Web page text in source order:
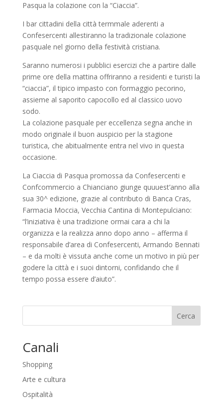
Pasqua la colazione con la “Ciaccia”.
I bar cittadini della città termmale aderenti a
Confesercenti allestiranno la tradizionale colazione
pasquale nel giorno della festività cristiana.
Saranno numerosi i pubblici esercizi che a partire dalle
prime ore della mattina offriranno a residenti e turisti la
“ciaccia”, il tipico impasto con formaggio pecorino,
assieme al saporito capocollo ed al classico uovo
sodo.
La colazione pasquale per eccellenza segna anche in
modo originale il buon auspicio per la stagione
turistica, che abitualmente entra nel vivo in questa
occasione.
La Ciaccia di Pasqua promossa da Confesercenti e
Confcommercio a Chianciano giunge quuuest’anno alla
sua 30^ edizione, grazie al contributo di Banca Cras,
Farmacia Moccia, Vecchia Cantina di Montepulciano:
“l’iniziativa è una tradizione ormai cara a chi la
organizza e la realizza anno dopo anno – afferma il
responsabile d’area di Confesercenti, Armando Bennati
– e da molti è vissuta anche come un motivo in più per
godere la città e i suoi dintorni, confidando che il
tempo possa essere d’aiuto”.
Cerca
Canali
Shopping
Arte e cultura
Ospitalità